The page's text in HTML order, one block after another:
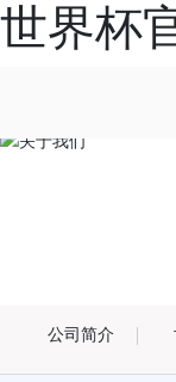
世界杯
公司简介